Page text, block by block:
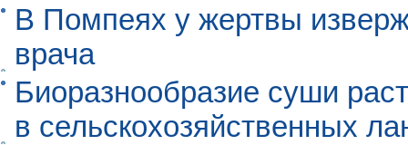
В Помпеях у жертвы
врача
Биоразнообразие суши
в сельскохозяйственных